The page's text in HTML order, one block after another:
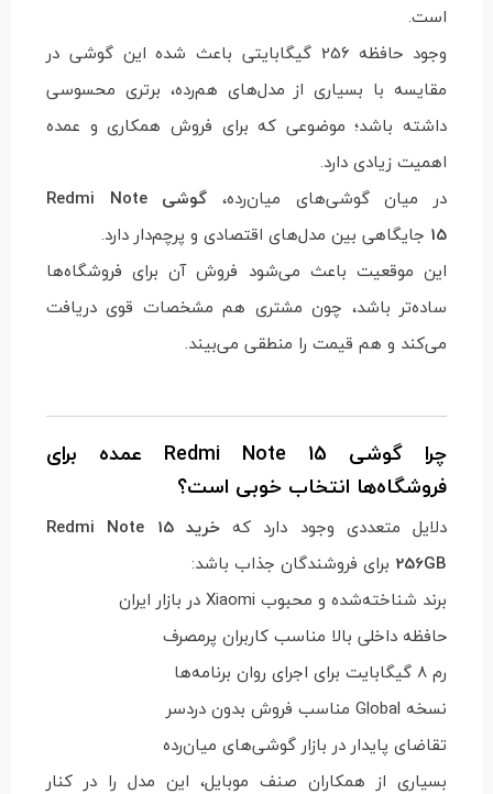
است.
وجود حافظه 256 گیگابایتی باعث شده این گوشی در
مقایسه با بسیاری از مدل‌های هم‌رده، برتری محسوسی
داشته باشد؛ موضوعی که برای فروش همکاری و عمده
اهمیت زیادی دارد.
در میان گوشی‌های میان‌رده،
گوشی Redmi Note
15 جایگاهی بین مدل‌های اقتصادی و پرچم‌دار دارد.
این موقعیت باعث می‌شود فروش آن برای فروشگاه‌ها
ساده‌تر باشد، چون مشتری هم مشخصات قوی دریافت
می‌کند و هم قیمت را منطقی می‌بیند.
چرا گوشی Redmi Note 15 عمده برای
فروشگاه‌ها انتخاب خوبی است؟
دلایل متعددی وجود دارد که
خرید Redmi Note 15
256GB برای فروشندگان جذاب باشد:
برند شناخته‌شده و محبوب Xiaomi در بازار ایران
حافظه داخلی بالا مناسب کاربران پرمصرف
رم 8 گیگابایت برای اجرای روان برنامه‌ها
نسخه Global مناسب فروش بدون دردسر
تقاضای پایدار در بازار گوشی‌های میان‌رده
بسیاری از همکاران صنف موبایل، این مدل را در کنار